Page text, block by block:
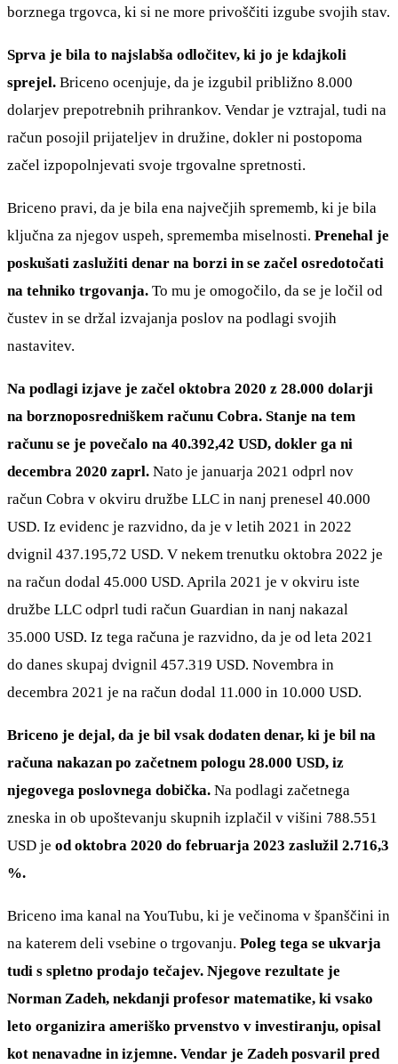
borznega trgovca, ki si ne more privoščiti izgube svojih stav.
Sprva je bila to najslabša odločitev, ki jo je kdajkoli
sprejel. Briceno ocenjuje, da je izgubil približno 8.000
dolarjev prepotrebnih prihrankov. Vendar je vztrajal, tudi na
račun posojil prijateljev in družine, dokler ni postopoma
začel izpopolnjevati svoje trgovalne spretnosti.
Briceno pravi, da je bila ena največjih sprememb, ki je bila
ključna za njegov uspeh, sprememba miselnosti. Prenehal je
poskušati zaslužiti denar na borzi in se začel osredotočati
na tehniko trgovanja. To mu je omogočilo, da se je ločil od
čustev in se držal izvajanja poslov na podlagi svojih
nastavitev.
Na podlagi izjave je začel oktobra 2020 z 28.000 dolarji
na borznoposredniškem računu Cobra. Stanje na tem
računu se je povečalo na 40.392,42 USD, dokler ga ni
decembra 2020 zaprl. Nato je januarja 2021 odprl nov
račun Cobra v okviru družbe LLC in nanj prenesel 40.000
USD. Iz evidenc je razvidno, da je v letih 2021 in 2022
dvignil 437.195,72 USD. V nekem trenutku oktobra 2022 je
na račun dodal 45.000 USD. Aprila 2021 je v okviru iste
družbe LLC odprl tudi račun Guardian in nanj nakazal
35.000 USD. Iz tega računa je razvidno, da je od leta 2021
do danes skupaj dvignil 457.319 USD. Novembra in
decembra 2021 je na račun dodal 11.000 in 10.000 USD.
Briceno je dejal, da je bil vsak dodaten denar, ki je bil na
računa nakazan po začetnem pologu 28.000 USD, iz
njegovega poslovnega dobička. Na podlagi začetnega
zneska in ob upoštevanju skupnih izplačil v višini 788.551
USD je od oktobra 2020 do februarja 2023 zaslužil 2.716,3
%.
Briceno ima kanal na YouTubu, ki je večinoma v španščini in
na katerem deli vsebine o trgovanju. Poleg tega se ukvarja
tudi s spletno prodajo tečajev. Njegove rezultate je
Norman Zadeh, nekdanji profesor matematike, ki vsako
leto organizira ameriško prvenstvo v investiranju, opisal
kot nenavadne in izjemne. Vendar je Zadeh posvaril pred